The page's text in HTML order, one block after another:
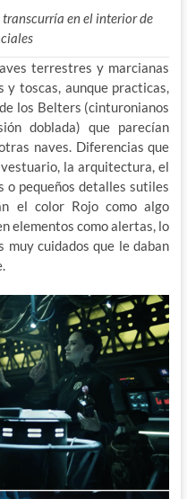
en el interior de
terrestres y marcianas
toscas, aunque practicas,
los Belters (cinturonianos
doblada) que parecían
naves. Diferencias que
la arquitectura, el
o pequeños detalles sutiles
el color Rojo como algo
elementos como alertas, lo
cuidados que le daban